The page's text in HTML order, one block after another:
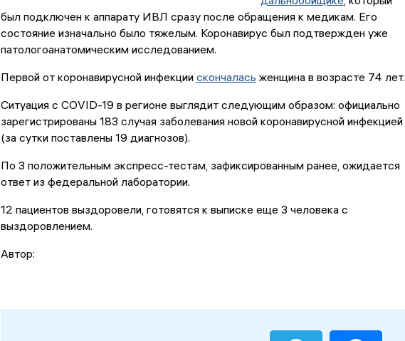
был подключен к аппарату ИВЛ сразу после обращения к медикам. Его
состояние изначально было тяжелым. Коронавирус был подтвержден уже
патологоанатомическим исследованием.
Первой от коронавирусной инфекции скончалась женщина в возрасте 74 лет.
Ситуация с COVID-19 в регионе выглядит следующим образом: официально
зарегистрированы 183 случая заболевания новой коронавирусной инфекцией
(за сутки поставлены 19 диагнозов).
По 3 положительным экспресс-тестам, зафиксированным ранее, ожидается
ответ из федеральной лаборатории.
12 пациентов выздоровели, готовятся к выписке еще 3 человека с
выздоровлением.
Автор: